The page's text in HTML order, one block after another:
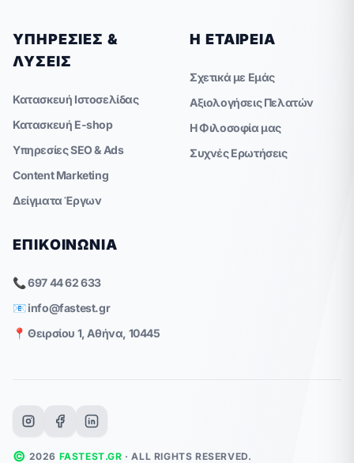
ΥΠΗΡΕΣΊΕΣ &
ΛΎΣΕΙΣ
Κατασκευή Ιστοσελίδας
Κατασκευή E-shop
Υπηρεσίες SEO & Ads
Content Marketing
Δείγματα Έργων
Η ΕΤΑΙΡΕΊΑ
Σχετικά με Εμάς
Αξιολογήσεις Πελατών
Η Φιλοσοφία μας
Συχνές Ερωτήσεις
ΕΠΙΚΟΙΝΩΝΊΑ
📞 697 44 62 633
📧info@fastest.gr
📍 Θειρσίου 1, Αθήνα, 10445
© 2026 FASTEST.GR · ALL RIGHTS RESERVED.